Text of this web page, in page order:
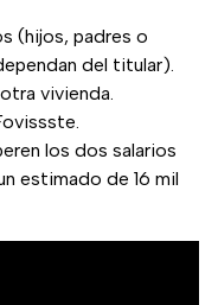
(hijos, padres o
del titular).
vivienda.
los dos salarios
estimado de 16 mil